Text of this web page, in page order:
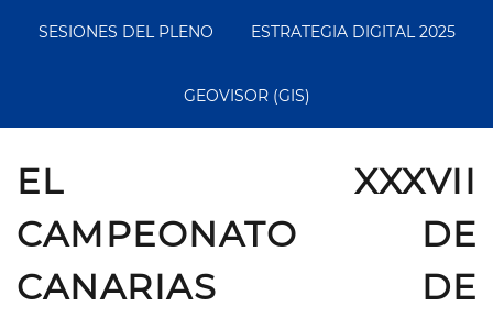
SESIONES DEL PLENO ESTRATEGIA DIGITAL 2025
GEOVISOR (GIS)
EL XXXVII
CAMPEONATO DE
CANARIAS DE